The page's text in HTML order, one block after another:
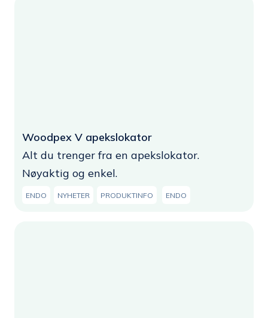
Woodpex V apekslokator
Alt du trenger fra en apekslokator.
Nøyaktig og enkel.
ENDO NYHETER PRODUKTINFO ENDO